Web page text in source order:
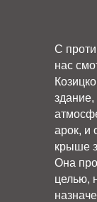
С
нас
здание,
арок, и
крыше
Она
целью,